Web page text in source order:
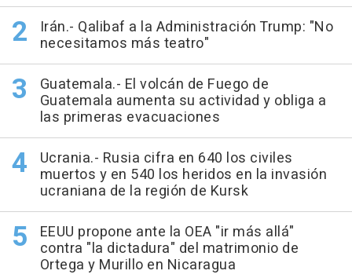
Irán.- Qalibaf a la Administración Trump: "No
necesitamos más teatro"
Guatemala.- El volcán de Fuego de
Guatemala aumenta su actividad y obliga a
las primeras evacuaciones
Ucrania.- Rusia cifra en 640 los civiles
muertos y en 540 los heridos en la invasión
ucraniana de la región de Kursk
EEUU propone ante la OEA "ir más allá"
contra "la dictadura" del matrimonio de
Ortega y Murillo en Nicaragua